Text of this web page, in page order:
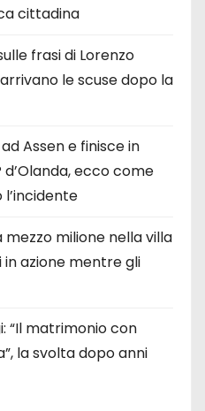
cittadina
frasi di Lorenzo
le scuse dopo la
Assen e finisce in
ecco come
milione nella villa
in azione mentre gli
“Il matrimonio con
la svolta dopo anni